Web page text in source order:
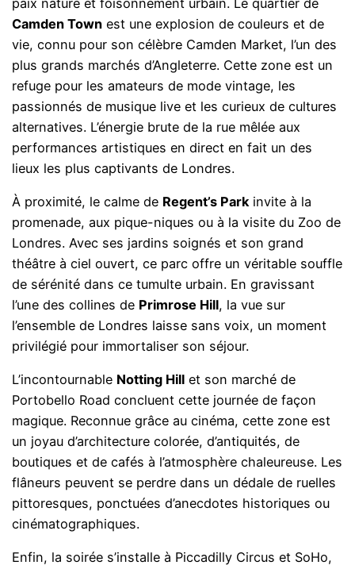
Camden Town est une explosion de couleurs et de
vie, connu pour son célèbre Camden Market, l’un des
plus grands marchés d’Angleterre. Cette zone est un
refuge pour les amateurs de mode vintage, les
passionnés de musique live et les curieux de cultures
alternatives. L’énergie brute de la rue mêlée aux
performances artistiques en direct en fait un des
lieux les plus captivants de Londres.
À proximité, le calme de Regent’s Park invite à la
promenade, aux pique-niques ou à la visite du Zoo de
Londres. Avec ses jardins soignés et son grand
théâtre à ciel ouvert, ce parc offre un véritable souffle
de sérénité dans ce tumulte urbain. En gravissant
l’une des collines de Primrose Hill, la vue sur
l’ensemble de Londres laisse sans voix, un moment
privilégié pour immortaliser son séjour.
L’incontournable Notting Hill et son marché de
Portobello Road concluent cette journée de façon
magique. Reconnue grâce au cinéma, cette zone est
un joyau d’architecture colorée, d’antiquités, de
boutiques et de cafés à l’atmosphère chaleureuse. Les
flâneurs peuvent se perdre dans un dédale de ruelles
pittoresques, ponctuées d’anecdotes historiques ou
cinématographiques.
Enfin, la soirée s’installe à Piccadilly Circus et SoHo,